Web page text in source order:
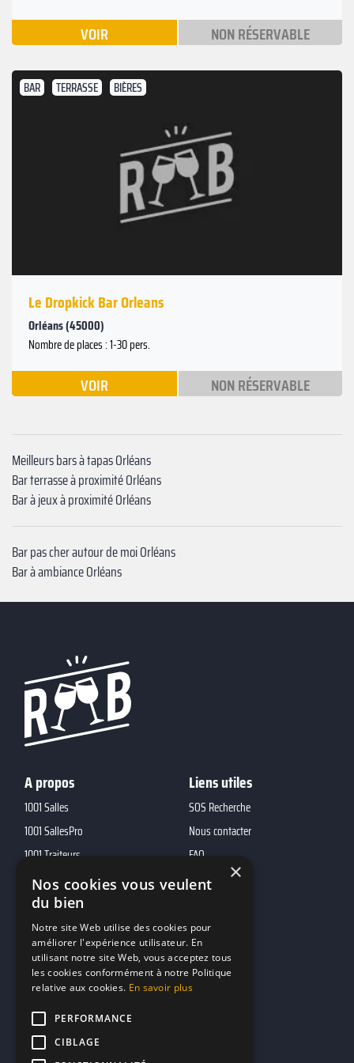
VOIR NON RÉSERVABLE
BAR TERRASSE BIÈRES
Le Dropkick Bar Orleans
Orléans (45000)
Nombre de places : 1-30 pers.
VOIR NON RÉSERVABLE
Meilleurs bars à tapas Orléans
Bar terrasse à proximité Orléans
Bar à jeux à proximité Orléans
Bar pas cher autour de moi Orléans
Bar à ambiance Orléans
A propos
1001 Salles
1001 SallesPro
1001 Traiteurs
1001 DJ
10h01
MP2
Liens utiles
SOS Recherche
Nous contacter
FAQ
Contacts
marketing@reserverunbar.fr
11 rue Maurice Grandcoing
94200 Ivry-sur-Seine
×
Nos cookies vous veulent
du bien
Notre site Web utilise des cookies pour
améliorer l'expérience utilisateur. En
utilisant notre site Web, vous acceptez tous
les cookies conformément à notre Politique
relative aux cookies. En savoir plus
PERFORMANCE
CIBLAGE